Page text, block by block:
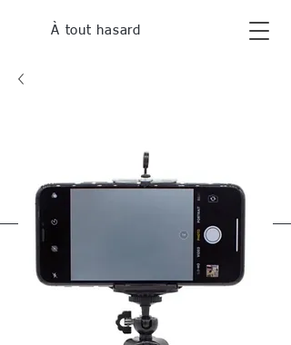
À tout hasard